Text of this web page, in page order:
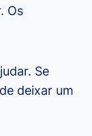
Os
Se
deixar um